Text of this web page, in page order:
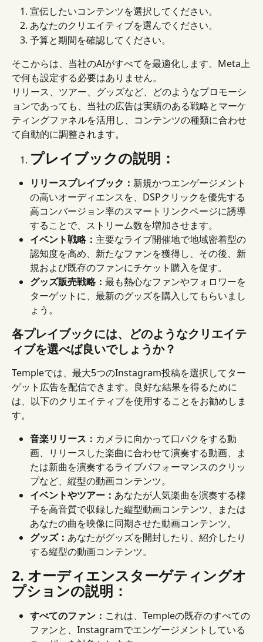
宣伝したいコンテンツを選択してください。
あなたのクリエイティブを選んでください。
予算と期間を確認してください。
そこからは、当社のAIがすべてを最適化します。Meta上
で何も設定する必要はありません。
リリース、ツアー、グッズなど、どのようなプロモーシ
ョンであっても、当社の広告は実績のある戦略とマーケ
ティングファネルを活用し、コンテンツの種類に合わせ
て自動的に調整されます。
プレイブックの説明：
リリースプレイブック： 新規かつエンゲージメント
の高いオーディエンスを、DSPクリックを優先する
高コンバージョン率のスマートリンクページに誘導
することで、ストリーム数を増加させます。
イベント戦略： 主要なライブ開催地で地域密着型の
認知度を高め、新たなファンを獲得し、その後、新
規および既存のファンにチケット購入を促す。
グッズ販売戦略： 最も熱心なファンやフォロワーを
ターゲットに、最新のグッズを購入してもらいまし
ょう。
各プレイブックには、どのようなクリエイテ
ィブを選べば良いでしょうか？
Templeでは、最大5つのInstagram投稿を選択してター
ゲット広告を配信できます。良好な結果を得るために
は、以下のクリエイティブを使用することをお勧めしま
す。
音楽リリース： カメラに向かって口パクをする動
画、リリースした楽曲に合わせて演奏する動画、ま
たは新曲を演奏するライブパフォーマンスのクリッ
プなど、縦型の動画コンテンツ。
イベントやツアー： あなたが人気楽曲を演奏する様
子を高音質で収録した縦型動画コンテンツ、または
あなたの曲を映像に同期させた動画コンテンツ。
グッズ： あなたがグッズを開封したり、紹介したり
する縦型の動画コンテンツ。
2. オーディエンスターゲティングオ
プションの説明：
すべてのファン： これは、Templeの既存のすべての
ファンと、Instagramでエンゲージメントしている